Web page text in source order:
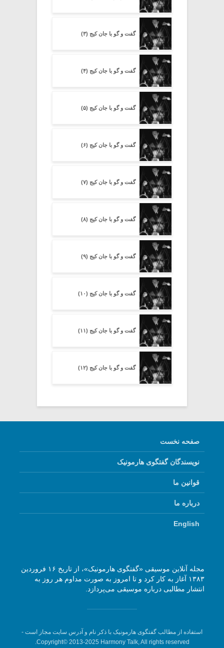
گفت و گو با جان کیج (۳)
گفت و گو با جان کیج (۴)
گفت و گو با جان کیج (۵)
گفت و گو با جان کیج (۶)
گفت و گو با جان کیج (۷)
گفت و گو با جان کیج (۸)
گفت و گو با جان کیج (۹)
گفت و گو با جان کیج (۱۰)
گفت و گو با جان کیج (۱۱)
گفت و گو با جان کیج (۱۲)
صفحه نخست
نویسندگان گفتگوی هارمونیک
قوانین ما
درباره ما
English
مجله آنلاین موسیقی «گفتگوی هارمونیک»، از تاریخ ۱۶ فروردین
۱۳۸۳ آغاز به کار کرد و تا امروز به صورت مداوم هر روز به
انتشار مطالبی درباره موسیقی می‌پردازد.
استفاده از مطالب گفتگوی هارمونیک با ذکر نام و آدرس سایت مجاز است -
Copyright© 2013-2025 Harmony Talk, All rights reserved.